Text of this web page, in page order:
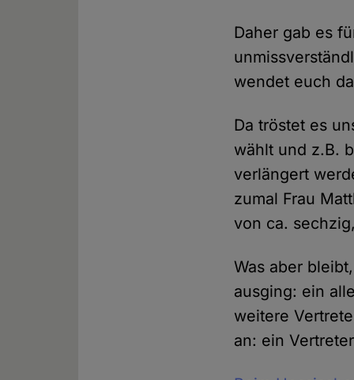
Daher gab es
wendet euch
Da tröstet es
wählt und z.B.
verlängert
zumal Frau
von ca.
Was aber
ausging: ein
weitere
an: ein